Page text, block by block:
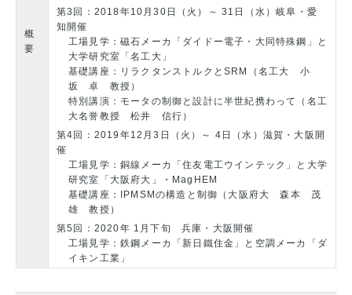
概
要
第3回：2018年10月30日（火）～ 31日（水）岐阜・愛
知開催
工場見学：磁石メーカ「ダイドー電子・大同特殊鋼」と
大学研究室「名工大」
基礎講座：リラクタンストルクとSRM（名工大 小
坂 卓 教授）
特別講演：モータの制御と設計に半世紀携わって（名工
大名誉教授 松井 信行）
第4回：2019年12月3日（火）～ 4日（水）滋賀・大阪開
催
工場見学：銅線メーカ「住友電工ウインテック」と大学
研究室「大阪府大」・MagHEM
基礎講座：IPMSMの構造と制御（大阪府大 森本 茂
雄 教授）
第5回：2020年 1月下旬 兵庫・大阪開催
工場見学：鉄鋼メーカ「新日鐵住金」と空調メーカ「ダ
イキン工業」